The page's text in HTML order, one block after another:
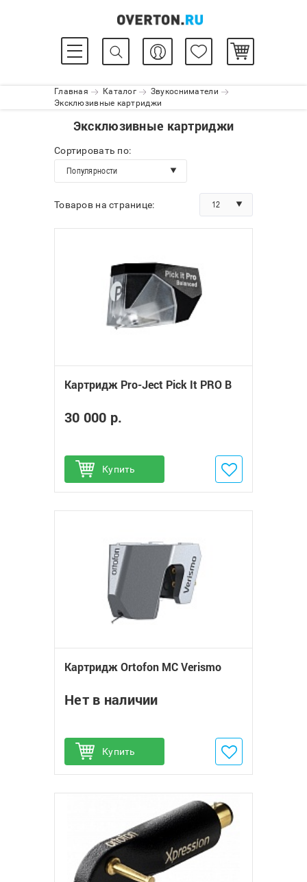
Главная Каталог
Звукосниматели
Эксклюзивные картриджи
Эксклюзивные картриджи
Сортировать по:
Популярности
Товаров на странице: 12
Картридж Pro-Ject Pick It PRO B
30 000 р.
Купить
Добавить в избранное
Картридж Ortofon MC Verismo
Нет в наличии
Купить
Добавить в избранное